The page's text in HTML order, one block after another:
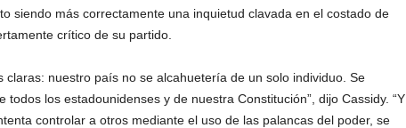
siendo más correctamente una inquietud clavada en el costado de
crítico de su partido.
claras: nuestro país no se alcahuetería de un solo individuo. Se
todos los estadounidenses y de nuestra Constitución”, dijo Cassidy. “Y
controlar a otros mediante el uso de las palancas del poder, se